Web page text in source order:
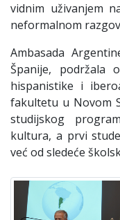
vidnim uživanjem
neformalnom
Ambasada
Španije, podržala
hispanistike i
fakultetu u Novom
studijskog
kultura, a prvi
već od sledeće